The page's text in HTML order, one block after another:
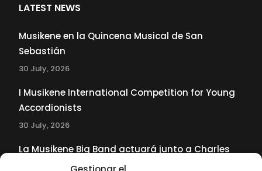
LATEST NEWS
Musikene en la Quincena Musical de San
Sebastián
30 July, 2026
I Musikene International Competition for Young
Accordionists
30 July, 2026
La Musikene Big Band actuará junto a Charles
Tolliver en el 61 Jazzaldia